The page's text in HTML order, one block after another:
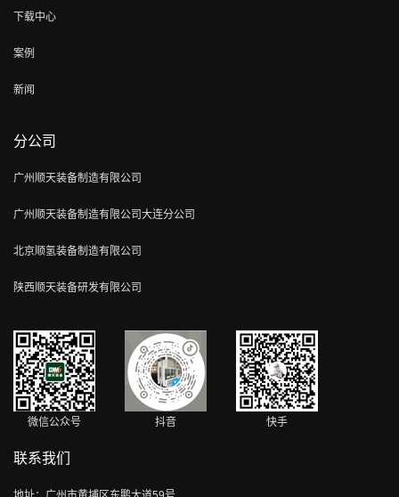
下载中心
案例
新闻
分公司
广州顺天装备制造有限公司
广州顺天装备制造有限公司大连分公司
北京顺氢装备制造有限公司
陕西顺天装备研发有限公司
微信公众号 抖音 快手
联系我们